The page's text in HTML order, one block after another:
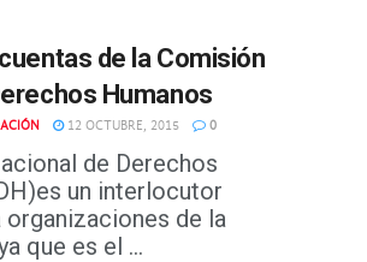
de la Comisión
Humanos
12 OCTUBRE, 2015 0
de Derechos
un interlocutor
de la
que es el ...